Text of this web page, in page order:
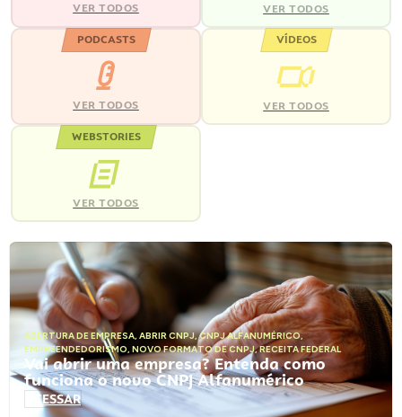
VER TODOS VER TODOS
PODCASTS
VER TODOS
VÍDEOS
VER TODOS
WEBSTORIES
VER TODOS
ABERTURA DE EMPRESA, ABRIR CNPJ,CNPJ ALFANUMÉRICO,
EMPREENDEDORISMO, NOVO FORMATO DE CNPJ,RECEITA FEDERAL
Vai abrir uma empresa? Entenda como
funciona o novo CNPJ Alfanumérico
ACESSAR